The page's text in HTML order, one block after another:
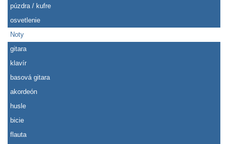
púzdra / kufre
osvetlenie
Noty
gitara
klavír
basová gitara
akordeón
husle
bicie
flauta